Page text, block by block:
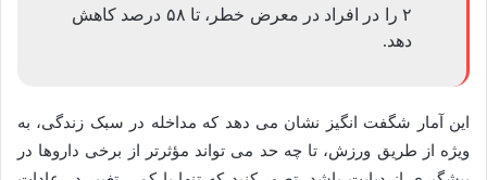
۲ را در افراد در معرض خطر، تا ۵۸ درصد کاهش
دهد.
این آمار شگفت انگیز نشان می دهد که مداخله در سبک زندگی، به
ویژه از طریق ورزش، تا چه حد می تواند مؤثرتر از برخی داروها در